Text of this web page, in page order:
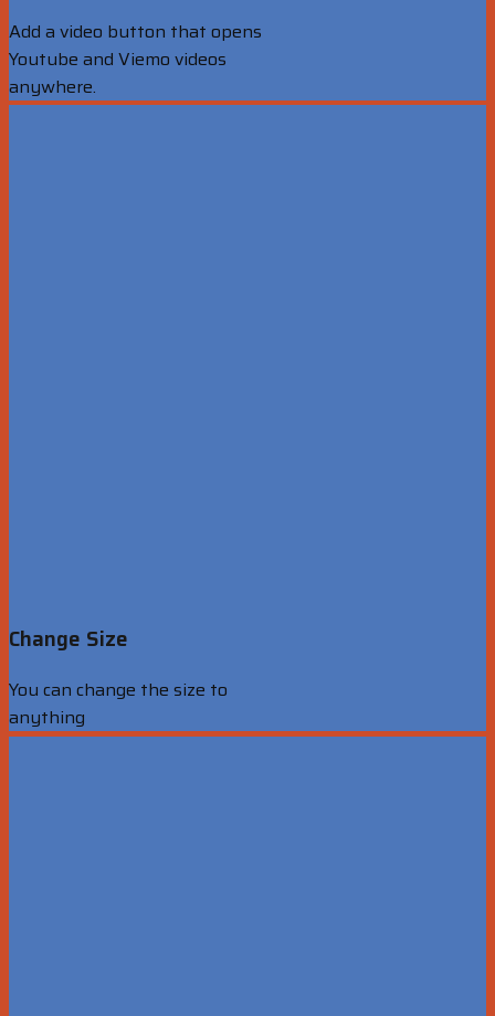
Add a video button that opens
Youtube and Viemo videos
anywhere.
Change Size
You can change the size to
anything